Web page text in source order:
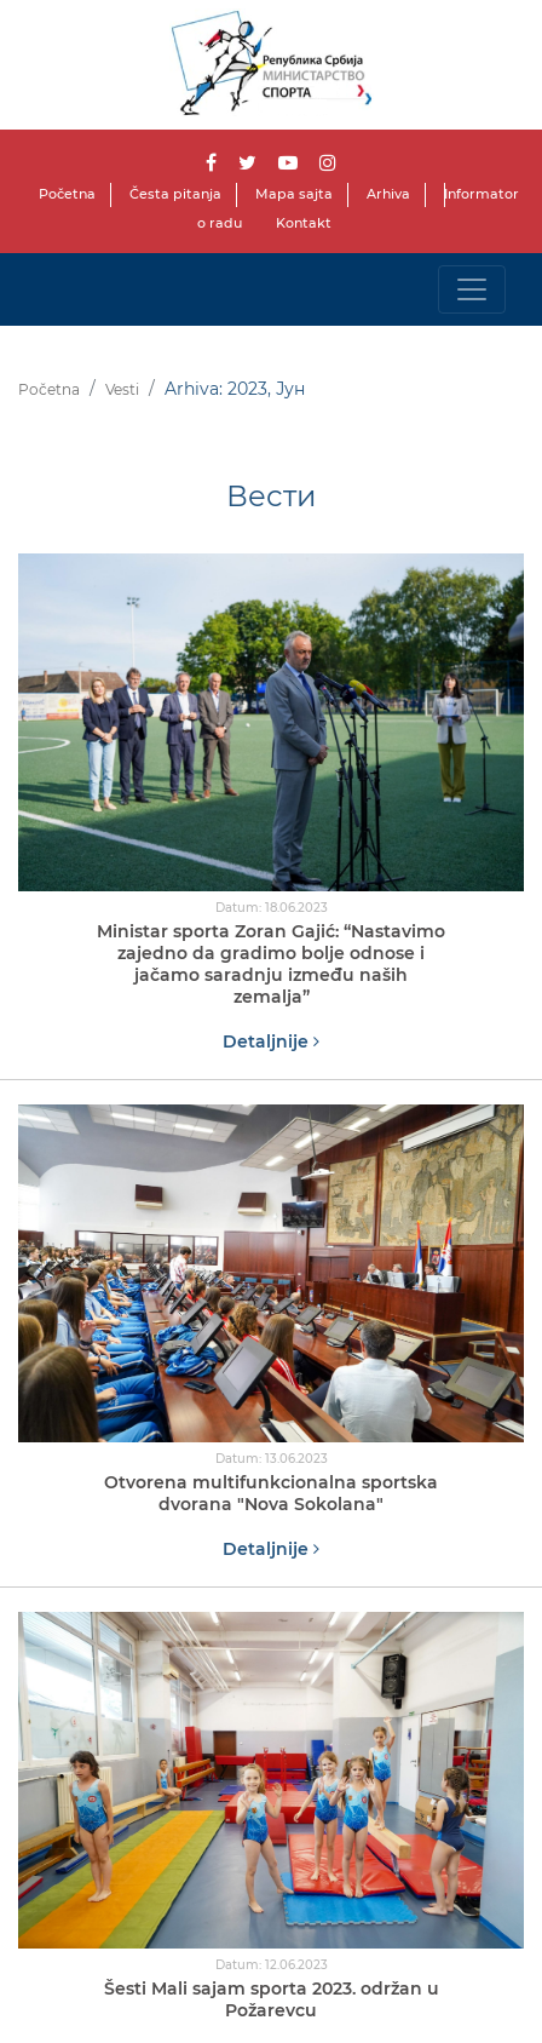
Početna Česta pitanja Mapa sajta Arhiva
Informator
o radu
Kontakt
Početna Vesti Arhiva: 2023, Јун
Вести
Datum: 18.06.2023
Ministar sporta Zoran Gajić: “Nastavimo
zajedno da gradimo bolje odnose i
jačamo saradnju između naših
zemalja”
Detaljnije
Datum: 13.06.2023
Otvorena multifunkcionalna sportska
dvorana "Nova Sokolana"
Detaljnije
Datum: 12.06.2023
Šesti Mali sajam sporta 2023. održan u
Požarevcu